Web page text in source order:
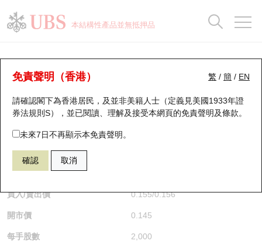
本結構性產品並無抵押品
繁 / 簡 / EN
免責聲明（香港）
請確認閣下為香港居民，及並非美籍人士（定義見美國1933年證
券法規則S），並已閱讀、理解及接受本網頁的免責聲明及條款。
未來7日不再顯示本免責聲明。
確認 取消
認股證分析儀
表現 街貨統計 比較
13424 瑞銀認購 3888 金山軟件
$0.155 0.003
買入/賣出價 0.155/0.156
開市價 0.145
每手股數 2,000
瑞銀認股證一覽
新發行瑞銀認股證
即將到期認股證
認股證到期結算價查詢
認股證分析儀
認股證速算機
街貨統計
比較
牛熊全景快搜
牛熊證搜尋
牛熊證街貨分佈圖
正股牛熊證列表
新發行瑞銀牛熊證
已收回牛熊證剩餘價值
街貨統計
比較
十大升幅/跌幅
十大認股證成交分佈
十天股證佔大市成交
資金流
街貨統計
三十大平均引伸波幅
正股分析儀
二十大活躍股份
恒指成份股
國指成份股
科指成份股
相關資產沽空
持股比重
顯示所有持股比重
每月輪證大市專題
輪證專欄
講座及教育短片
認股證投資者教育
牛熊證投資者教育
認股證牛熊證常問問題